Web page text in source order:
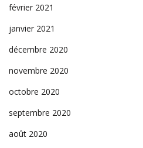
février 2021
janvier 2021
décembre 2020
novembre 2020
octobre 2020
septembre 2020
août 2020